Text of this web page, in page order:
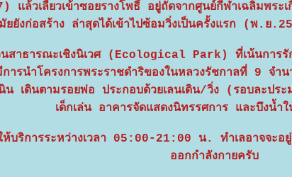
แล้วเลี้ยวเข้าซอยรางโพธิ์ อยู่ถัดจากศูนย์กีฬาเฉลิมพระ
ยยังก่อสร้าง ล่าสุดได้เข้าไปซ้อมวิ่งเป็นครั้งแรก (พ.ย
นสาธารณะเชิงนิเวศ (Ecological Park) ที่เน้นการรัก
ารนำโครงการพระราชดำริของในหลวงรัชกาลที่ 9 จ
น เดินตามรอยพ่อ ประกอบด้วยเลนเดิน/วิ่ง (รอบละ
เด็กเล่น อาคารจัดแสดงนิทรรศการ และบึงน้ำ
ห้บริการระหว่างเวลา 05:00-21:00 น. ทำเลอาจจะอ
ออกกำลังกายครับ